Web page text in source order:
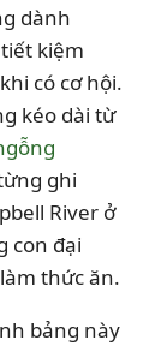
dành
kiệm
có cơ hội.
kéo dài từ
ghi
River ở
con đại
thức ăn.
bảng này